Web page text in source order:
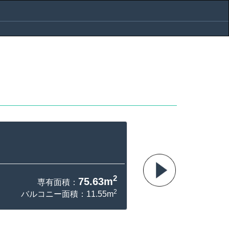
専有面積： 75.63m2
バルコニー面積：11.55m2